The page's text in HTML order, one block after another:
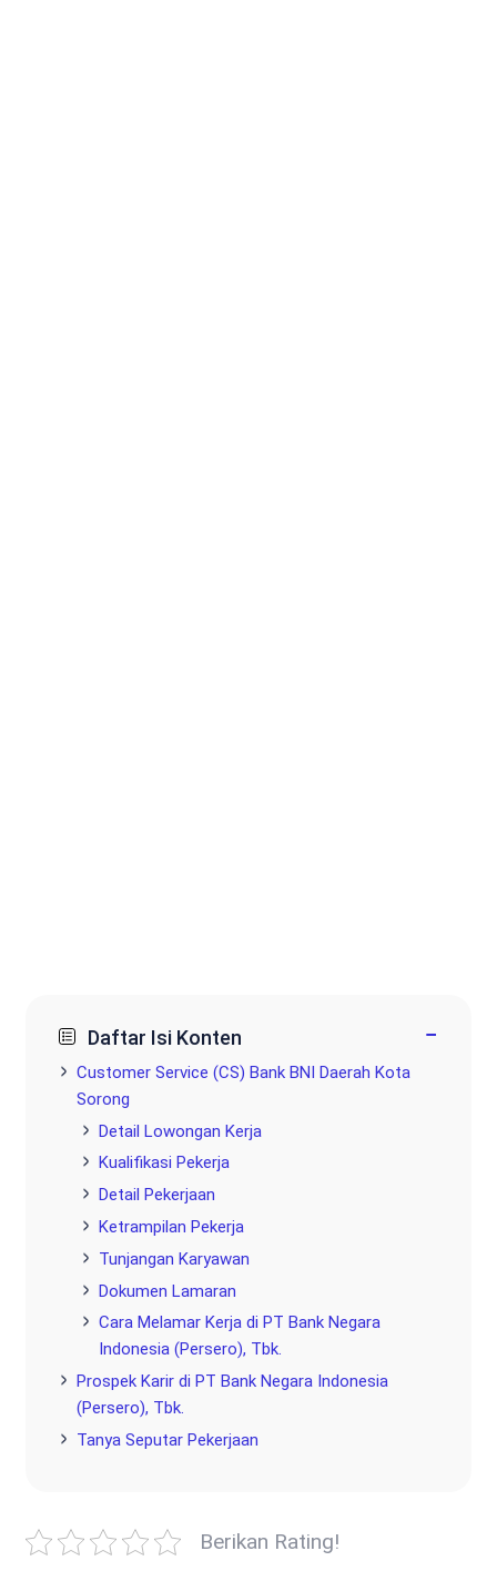
Daftar Isi Konten −
Customer Service (CS) Bank BNI Daerah Kota
Sorong
Detail Lowongan Kerja
Kualifikasi Pekerja
Detail Pekerjaan
Ketrampilan Pekerja
Tunjangan Karyawan
Dokumen Lamaran
Cara Melamar Kerja di PT Bank Negara
Indonesia (Persero), Tbk.
Prospek Karir di PT Bank Negara Indonesia
(Persero), Tbk.
Tanya Seputar Pekerjaan
Berikan Rating!